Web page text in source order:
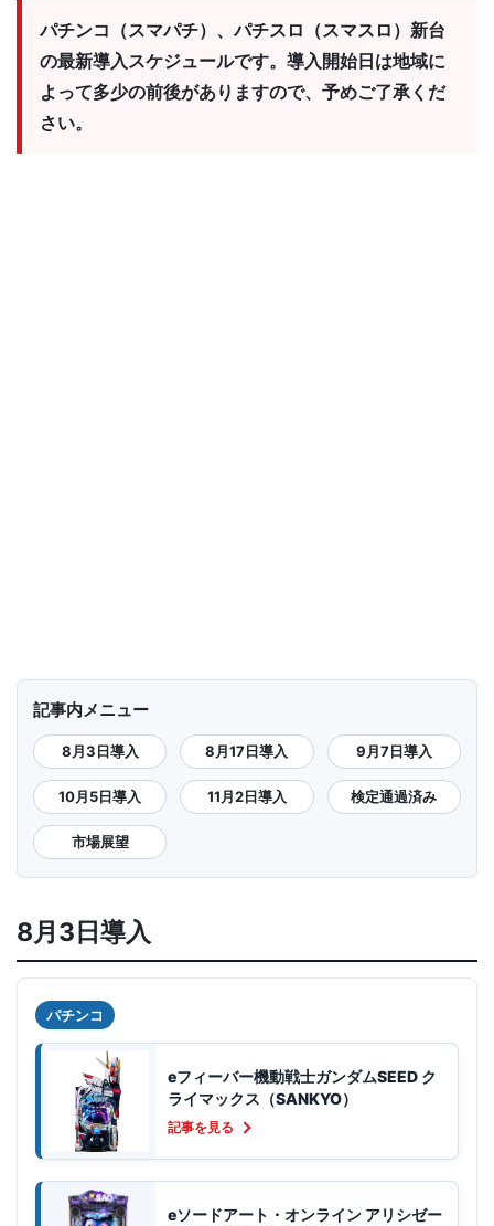
パチンコ（スマパチ）、パチスロ（スマスロ）新台
の最新導入スケジュールです。導入開始日は地域に
よって多少の前後がありますので、予めご了承くだ
さい。
記事内メニュー
8月3日導入 8月17日導入 9月7日導入
10月5日導入 11月2日導入 検定通過済み
市場展望
8月3日導入
パチンコ
eフィーバー機動戦士ガンダムSEED ク
ライマックス（SANKYO）
記事を見る
eソードアート・オンライン アリシゼー